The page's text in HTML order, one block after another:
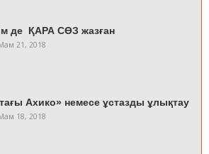
де ҚАРА СӨЗ жазған
21, 2018
Ахико» немесе ұстазды ұлықтау
18, 2018